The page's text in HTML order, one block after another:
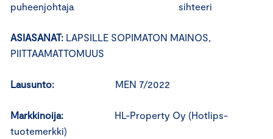
puheenjohtaja sihteeri
ASIASANAT: LAPSILLE SOPIMATON MAINOS,
PIITTAAMATTOMUUS
Lausunto: MEN 7/2022
Markkinoija: HL-Property Oy (Hotlips-
tuotemerkki)